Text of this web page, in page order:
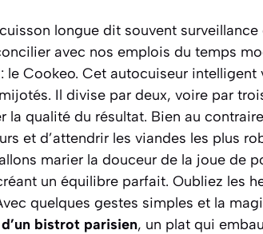
longue dit souvent
avec nos emplois du temps
le Cookeo. Cet autocuiseur
Il divise par deux, voire par
la qualité du résultat. Bien au
et d’attendrir les viandes les plus
marier la douceur de la joue de
un équilibre parfait. Oubliez les
quelques gestes simples et la
bistrot parisien, un plat qui